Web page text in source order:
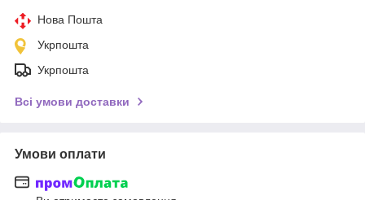
Нова Пошта
Укрпошта
Укрпошта
Всі умови доставки
Умови оплати